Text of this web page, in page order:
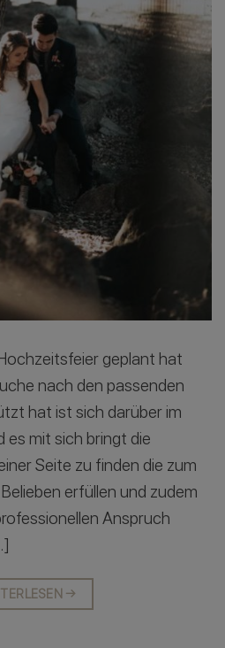
geplant hat
nach den passenden
hat ist sich darüber im
es mit sich bringt die
Seite zu finden die zum
erfüllen und zudem
Anspruch
→